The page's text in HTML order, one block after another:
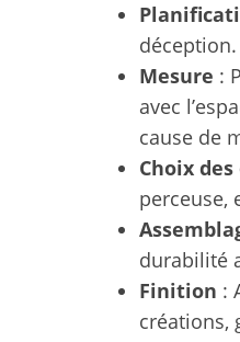
déception.
Mesure :
avec
cause de
Choix
perceuse,
durabilité
Finition :
créations,